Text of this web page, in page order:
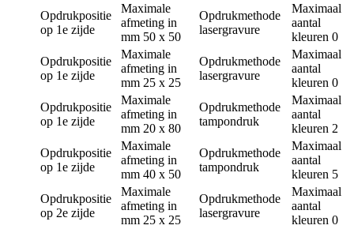
Opdrukpositie
op 1e zijde
Maximale
afmeting in
mm 50 x 50
Opdrukmethode
lasergravure
Maximaal
aantal
kleuren 0
Opdrukpositie
op 1e zijde
Maximale
afmeting in
mm 25 x 25
Opdrukmethode
lasergravure
Maximaal
aantal
kleuren 0
Opdrukpositie
op 1e zijde
Maximale
afmeting in
mm 20 x 80
Opdrukmethode
tampondruk
Maximaal
aantal
kleuren 2
Opdrukpositie
op 1e zijde
Maximale
afmeting in
mm 40 x 50
Opdrukmethode
tampondruk
Maximaal
aantal
kleuren 5
Opdrukpositie
op 2e zijde
Maximale
afmeting in
mm 25 x 25
Opdrukmethode
lasergravure
Maximaal
aantal
kleuren 0